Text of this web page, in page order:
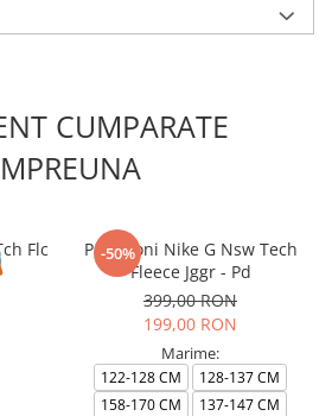
CUMPARATE
Flc
-50%
Pantaloni Nike G Nsw Tech
Fleece Jggr - Pd
399,00 RON
199,00 RON
Marime:
122-128 CM
128-137 CM
158-170 CM
137-147 CM